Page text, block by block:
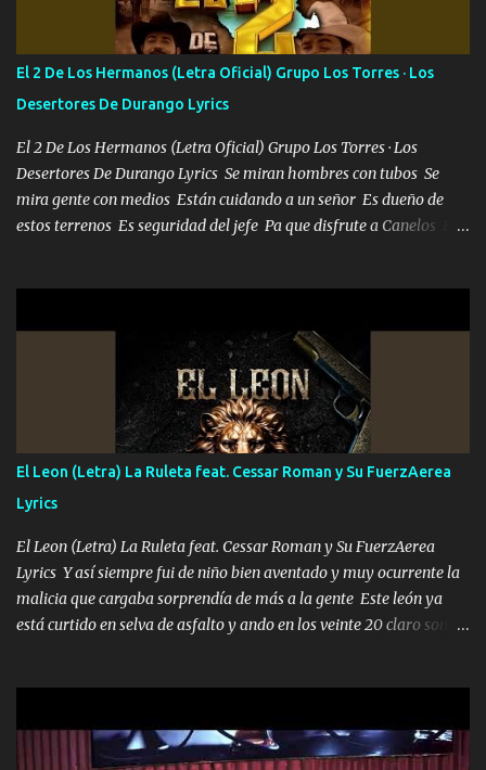
más brilla, lo ves Pa' mi la vida es tan sencilla No lo entenderías en
tu vida, y está bien Porque lo que tengo nadie lo tiene Una me está
escribiendo y la otra me va a llamar Quiere que vaya a verla y que
la invite a cenar Otras más me están pidiendo que las saque a
bailar Pero es que tengo un par de conciertos más que llenar Se
mueven solo por el interés P...
El 2 De Los Hermanos (Letra Oficial) Grupo Los Torres · Los
Desertores De Durango Lyrics
El 2 De Los Hermanos (Letra Oficial) Grupo Los Torres · Los
Desertores De Durango Lyrics Se miran hombres con tubos Se
mira gente con medios Están cuidando a un señor Es dueño de
estos terrenos Es seguridad del jefe Pa que disfrute a Canelos Es
ni tampoco las mujeres porque es platica de grandes por eso hay
que estar alegres doy las instrucciones para atender los deberes
Música Si es que salta algún problema de confianza tengo gente
ahí está el Hombre Cuarenta y también Pariente 7 arreglan
cualquier problema no más es cuestión que ordené NOS HACE
FALTA UN HERMANO DE CLAVE ERA EL 24 SIEMPRE FUE UN
HOMBRE VALIENTE POR ALGO M'URIÓ PELEAND0 SIEMPRE
VIO POR LA FAMILIA PARA QUE SIGA EL LEGADO Es el DOS de
los HERMANOS un cerebro inteligente y com...
El Leon (Letra) La Ruleta feat. Cessar Roman y Su FuerzAerea
Lyrics
El Leon (Letra) La Ruleta feat. Cessar Roman y Su FuerzAerea
Lyrics Y así siempre fui de niño bien aventado y muy ocurrente la
malicia que cargaba sorprendía de más a la gente Este león ya
está curtido en selva de asfalto y ando en los veinte 20 claro son
pa más pues hay charola les voy a dar hasta topar pues no hay de
otra Música Surcando bien mi camino voy por mi línea no veo a